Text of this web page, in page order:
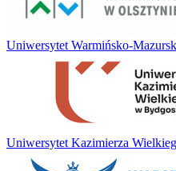
Uniwersytet Warmińsko-
Uniwersytet Kazimierza